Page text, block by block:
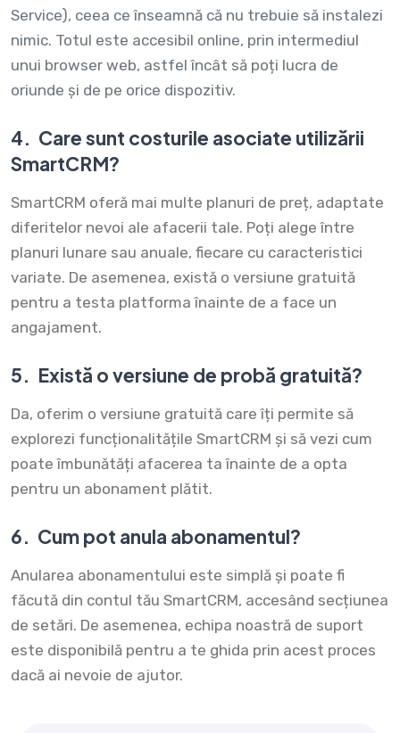
Service), ceea ce înseamnă că nu trebuie să instalezi
nimic. Totul este accesibil online, prin intermediul
unui browser web, astfel încât să poți lucra de
oriunde și de pe orice dispozitiv.
4. Care sunt costurile asociate utilizării
SmartCRM?
SmartCRM oferă mai multe planuri de preț, adaptate
diferitelor nevoi ale afacerii tale. Poți alege între
planuri lunare sau anuale, fiecare cu caracteristici
variate. De asemenea, există o versiune gratuită
pentru a testa platforma înainte de a face un
angajament.
5. Există o versiune de probă gratuită?
Da, oferim o versiune gratuită care îți permite să
explorezi funcționalitățile SmartCRM și să vezi cum
poate îmbunătăți afacerea ta înainte de a opta
pentru un abonament plătit.
6. Cum pot anula abonamentul?
Anularea abonamentului este simplă și poate fi
făcută din contul tău SmartCRM, accesând secțiunea
de setări. De asemenea, echipa noastră de suport
este disponibilă pentru a te ghida prin acest proces
dacă ai nevoie de ajutor.